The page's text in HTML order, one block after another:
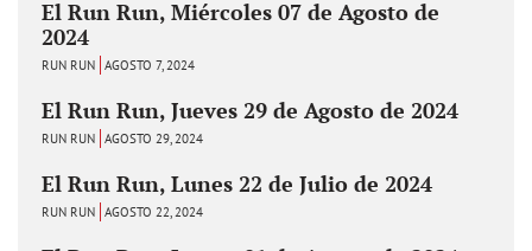
El Run Run, Miércoles 07 de Agosto de
2024
RUN RUN AGOSTO 7, 2024
El Run Run, Jueves 29 de Agosto de 2024
RUN RUN AGOSTO 29, 2024
El Run Run, Lunes 22 de Julio de 2024
RUN RUN AGOSTO 22, 2024